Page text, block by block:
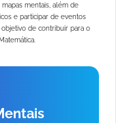
mentais, além de
e participar de eventos
de contribuir para o